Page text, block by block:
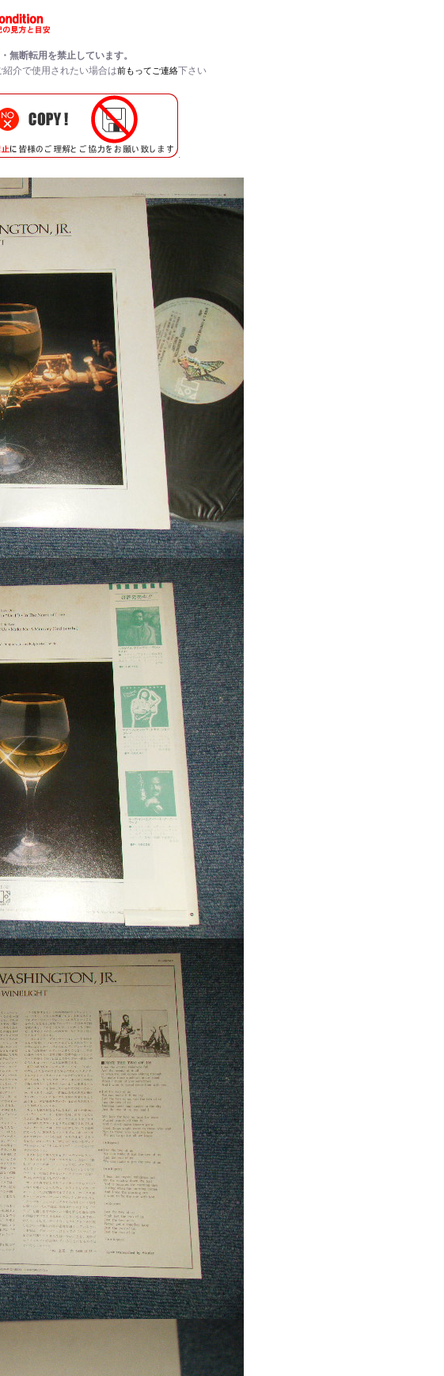
無断転用を禁止しています。
介で使用されたい場合は前もってご連絡下さい
.